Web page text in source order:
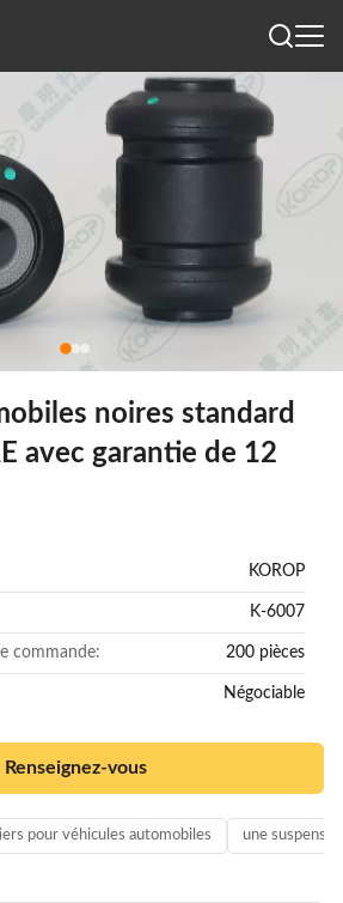
noires standard
avec garantie de 12
KOROP
K-6007
commande: 200 pièces
Négociable
Renseignez-vous
pour véhicules automobiles une